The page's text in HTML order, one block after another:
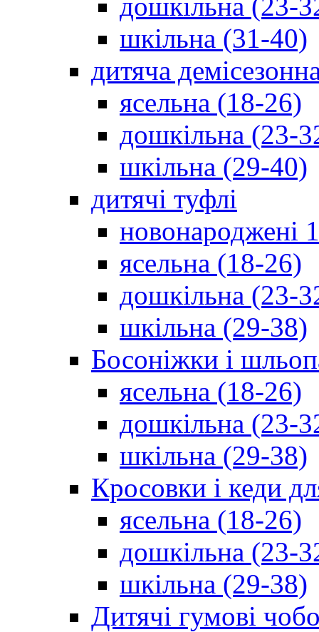
шкільна (31-40)
дитяча
ясельна (18-26)
дошкільна (23-
шкільна (29-40)
дитячі туфлі
новонароджені
ясельна (18-26)
дошкільна (23-
шкільна (29-38)
Босоніжки і
ясельна (18-26)
дошкільна (23-
шкільна (29-38)
Кросовки і кеди
ясельна (18-26)
дошкільна (23-
шкільна (29-38)
Дитячі гумові